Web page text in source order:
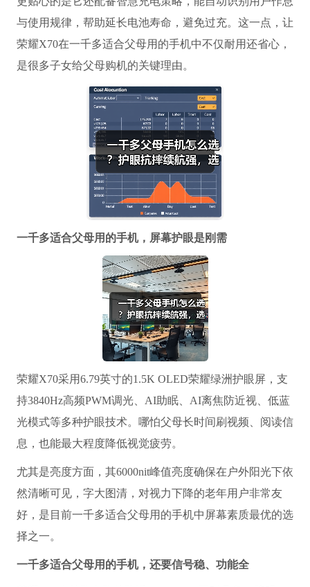
与使用规律，帮助延长电池寿命，避免过充。这一点，让
荣耀X70在一千多适合父母用的手机中不仅耐用还省心，
是很多子女给父母购机的关键理由。
一千多适合父母用的手机，屏幕护眼是刚需
荣耀X70采用6.79英寸的1.5K OLED荣耀绿洲护眼屏，支
持3840Hz高频PWM调光、AI助眠、AI离焦防近视、低蓝
光模式等多种护眼技术。哪怕父母长时间刷视频、阅读信
息，也能最大程度降低视觉疲劳。
尤其是亮度方面，其6000nit峰值亮度确保在户外阳光下依
然清晰可见，字大图清，对视力下降的老年用户非常友
好，是目前一千多适合父母用的手机中屏幕素质最优的选
择之一。
一千多适合父母用的手机，还要信号稳、功能全